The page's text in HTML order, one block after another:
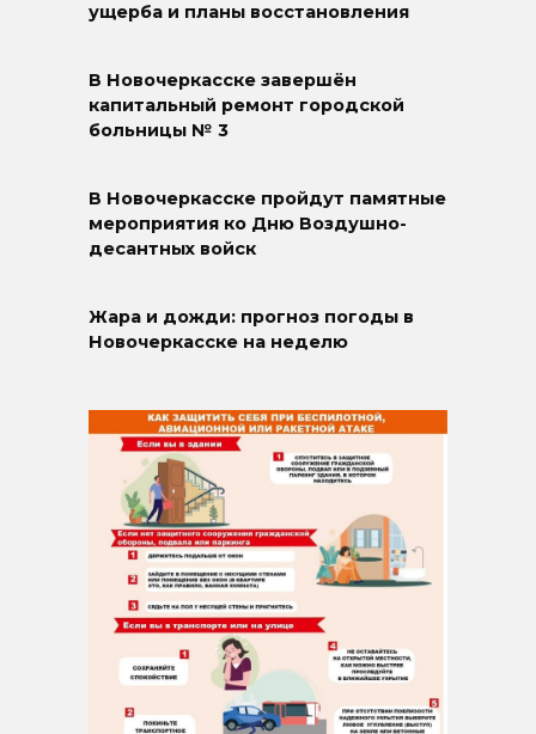
ущерба и планы восстановления
В Новочеркасске завершён
капитальный ремонт городской
больницы № 3
В Новочеркасске пройдут памятные
мероприятия ко Дню Воздушно-
десантных войск
Жара и дожди: прогноз погоды в
Новочеркасске на неделю